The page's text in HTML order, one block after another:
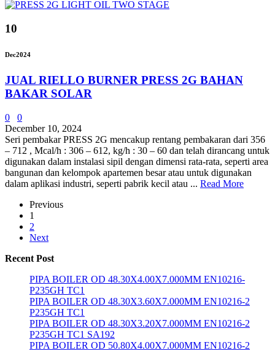
10
Dec2024
JUAL RIELLO BURNER PRESS 2G BAHAN
BAKAR SOLAR
0
0
December 10, 2024
Seri pembakar PRESS 2G mencakup rentang pembakaran dari 356
– 712 , Mcal/h : 306 – 612, kg/h : 30 – 60 dan telah dirancang untuk
digunakan dalam instalasi sipil dengan dimensi rata-rata, seperti area
bangunan dan kelompok apartemen besar atau untuk digunakan
dalam aplikasi industri, seperti pabrik kecil atau ... Read More
Previous
1
2
Next
Recent Post
PIPA BOILER OD 48.30X4.00X7.000MM EN10216-
P235GH TC1
PIPA BOILER OD 48.30X3.60X7.000MM EN10216-2
P235GH TC1
PIPA BOILER OD 48.30X3.20X7.000MM EN10216-2
P235GH TC1 SA192
PIPA BOILER OD 50.80X4.00X7.000MM EN10216-2